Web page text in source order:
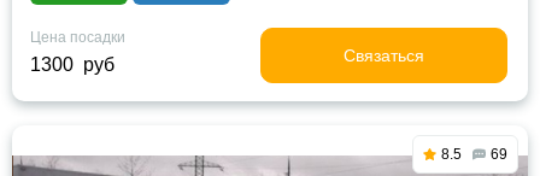
Цена посадки
1300 руб Связаться
8.5 69